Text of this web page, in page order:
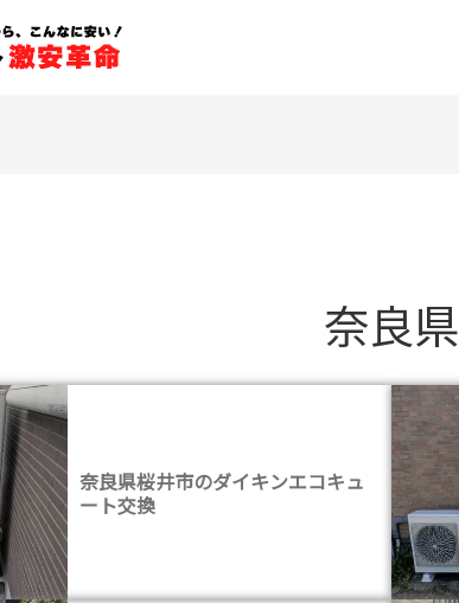
奈良県
奈良県桜井市のダイキンエコキュ
ート交換